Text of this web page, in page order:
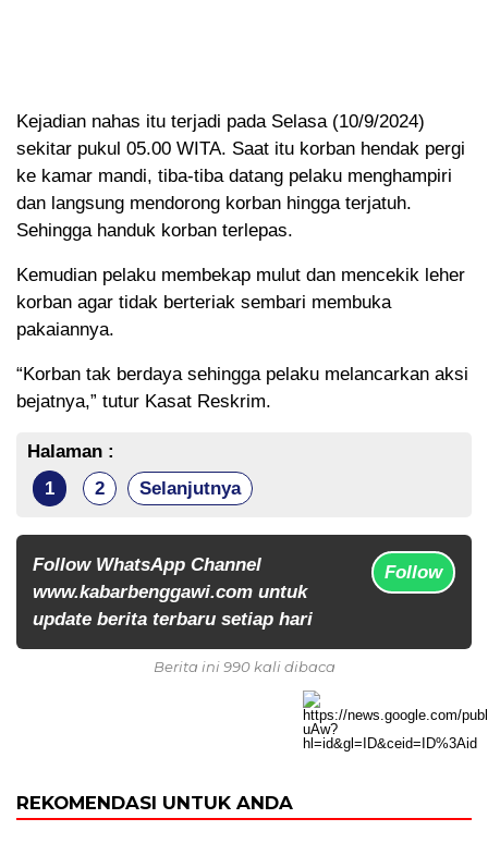
Kejadian nahas itu terjadi pada Selasa (10/9/2024)
sekitar pukul 05.00 WITA. Saat itu korban hendak pergi
ke kamar mandi, tiba-tiba datang pelaku menghampiri
dan langsung mendorong korban hingga terjatuh.
Sehingga handuk korban terlepas.
Kemudian pelaku membekap mulut dan mencekik leher
korban agar tidak berteriak sembari membuka
pakaiannya.
“Korban tak berdaya sehingga pelaku melancarkan aksi
bejatnya,” tutur Kasat Reskrim.
Halaman :
1
2 Selanjutnya
Follow WhatsApp Channel
www.kabarbenggawi.com untuk
update berita terbaru setiap hari
Follow
Berita ini 990 kali dibaca
REKOMENDASI UNTUK ANDA